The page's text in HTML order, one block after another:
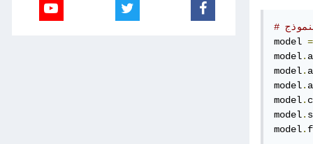
model =
model.
model.
model.
model.
model.
model.